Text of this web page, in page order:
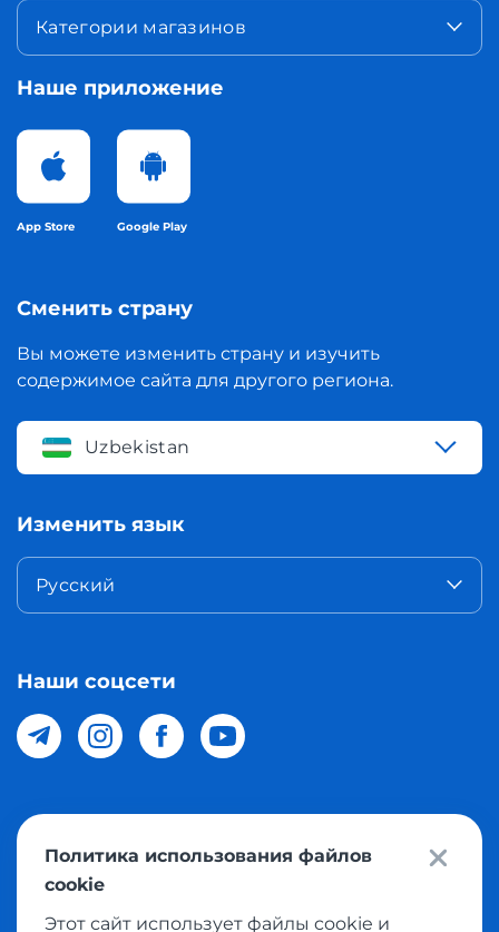
Категории магазинов
Наше приложение
App Store Google Play
Сменить страну
Вы можете изменить страну и изучить
содержимое сайта для другого региона.
Uzbekistan
Изменить язык
Русский
Наши соцсети
© 2026 Meest Shopping доставка покупок с интернет
магазинов мира в Узбекистан. Все права защищены
Политика использования файлов
cookie
Этот сайт использует файлы cookie и